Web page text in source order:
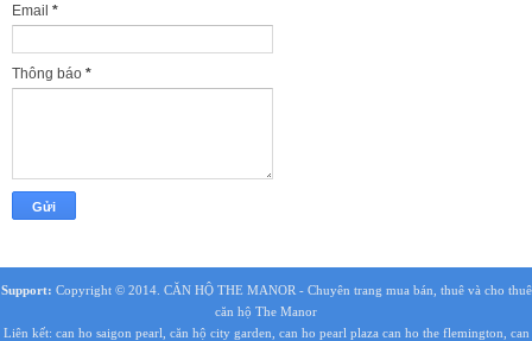
Email *
Thông báo *
Support: Copyright © 2014. CĂN HỘ THE MANOR - Chuyên trang mua bán, thuê và cho thuê
căn hộ The Manor
Liên kết: can ho saigon pearl căn hộ city garden can ho pearl plaza can ho the flemington can